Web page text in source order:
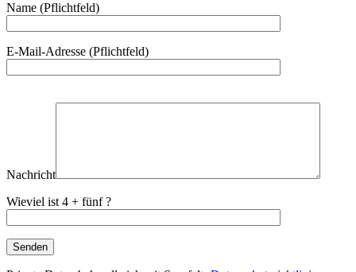
Name (Pflichtfeld)
E-Mail-Adresse (Pflichtfeld)
Nachricht
Wieviel ist 4 + fünf ?